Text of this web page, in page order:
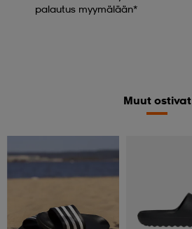
palautus myymälään*
Muut ostivat